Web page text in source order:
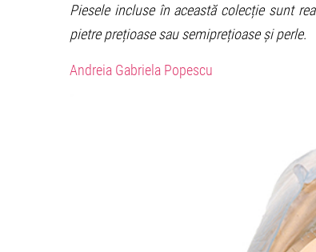
Piesele incluse în această colecție sunt
pietre prețioase sau semiprețioase și perle.
Andreia Gabriela Popescu